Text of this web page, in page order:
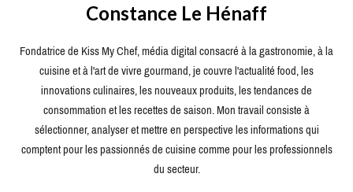
Constance Le Hénaff
Fondatrice de Kiss My Chef, média digital consacré à la gastronomie, à la
cuisine et à l'art de vivre gourmand, je couvre l'actualité food, les
innovations culinaires, les nouveaux produits, les tendances de
consommation et les recettes de saison. Mon travail consiste à
sélectionner, analyser et mettre en perspective les informations qui
comptent pour les passionnés de cuisine comme pour les professionnels
du secteur.